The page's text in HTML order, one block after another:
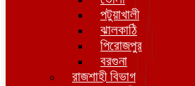
পটুয়াখালী
ঝালকাঠি
পিরোজপুর
বরগুনা
রাজশাহী বিভাগ